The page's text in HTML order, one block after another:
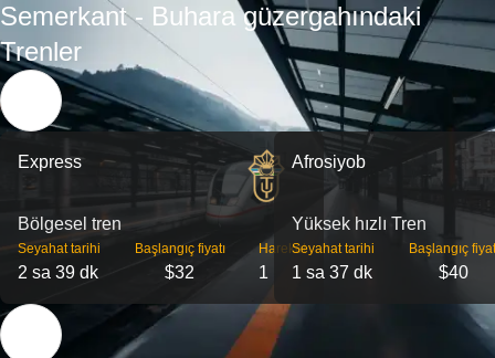
Semerkant - Buhara güzergahındaki
Trenler
Express
Bölgesel tren
Seyahat tarihi
2 sa 39 dk
Başlangıç ​​fiyatı
$32
Hareket
1
Afrosiyob
Yüksek hızlı Tren
Seyahat tarihi
1 sa 37 dk
Başlangıç
$40